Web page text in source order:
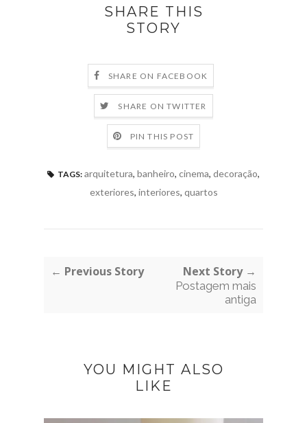
SHARE THIS
STORY
SHARE ON FACEBOOK
SHARE ON TWITTER
PIN THIS POST
TAGS: arquitetura, banheiro, cinema, decoração,
exteriores, interiores, quartos
← Previous Story Next Story →
Postagem mais
antiga
YOU MIGHT ALSO
LIKE